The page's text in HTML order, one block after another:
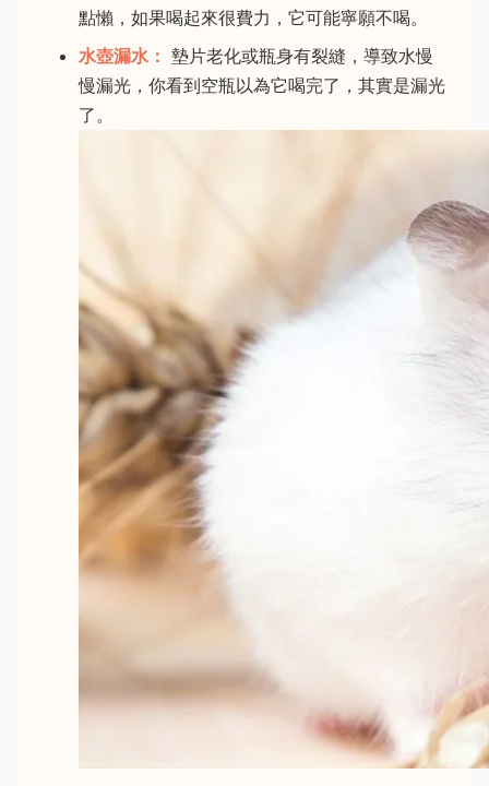
點懶，如果喝起來很費力，它可能寧願不喝。
水壺漏水： 墊片老化或瓶身有裂縫，導致水慢
慢漏光，你看到空瓶以為它喝完了，其實是漏光
了。